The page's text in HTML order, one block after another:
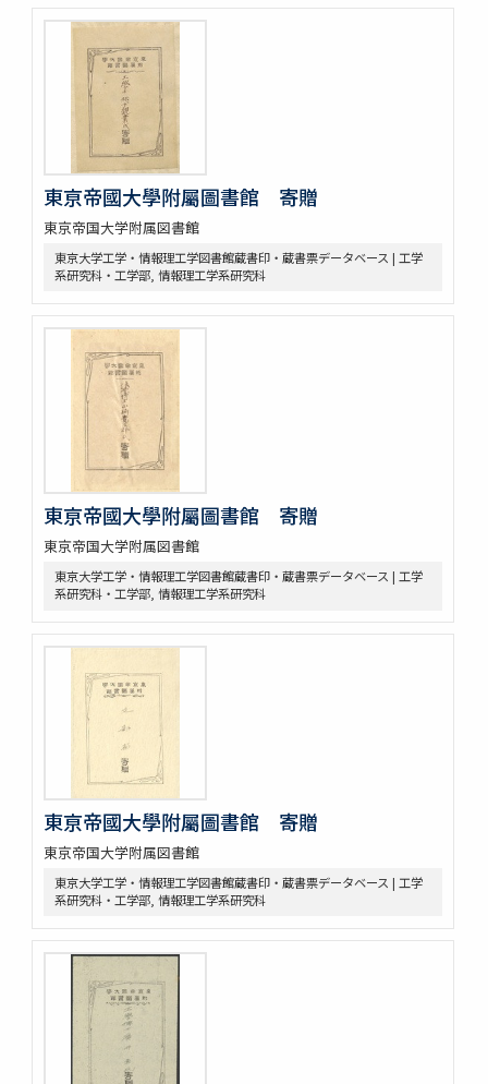
東亰帝國大學附屬圖書館 寄贈
東京帝国大学附属図書館
東京大学工学・情報理工学図書館蔵書印・蔵書票データベース | 工学
系研究科・工学部, 情報理工学系研究科
東亰帝國大學附屬圖書館 寄贈
東京帝国大学附属図書館
東京大学工学・情報理工学図書館蔵書印・蔵書票データベース | 工学
系研究科・工学部, 情報理工学系研究科
東亰帝國大學附屬圖書館 寄贈
東京帝国大学附属図書館
東京大学工学・情報理工学図書館蔵書印・蔵書票データベース | 工学
系研究科・工学部, 情報理工学系研究科